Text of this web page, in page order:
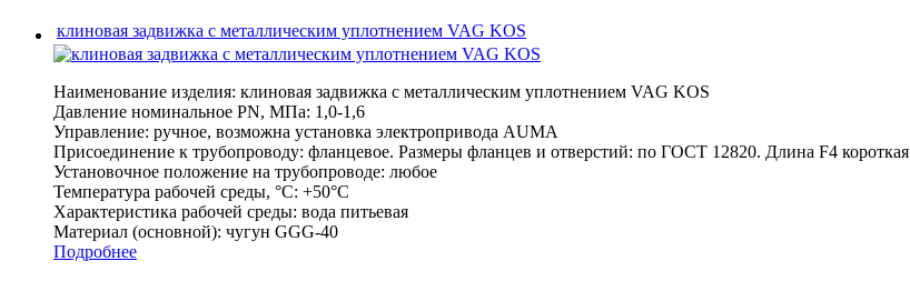
клиновая задвижка с металлическим уплотнением VAG KOS
Наименование изделия: клиновая задвижка с металлическим уплотнением VAG KOS
Давление номинальное PN, МПа: 1,0-1,6
Управление: ручное, возможна установка электропривода AUMA
Присоединение к трубопроводу: фланцевое. Размеры фланцев и отверстий: по ГОСТ 12820. Длина F4 короткая
Установочное положение на трубопроводе: любое
Температура рабочей среды, °С: +50°C
Характеристика рабочей среды: вода питьевая
Материал (основной): чугун GGG-40
Подробнее